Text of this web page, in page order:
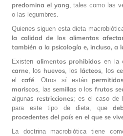
predomina el yang , tales como las
o las legumbres.
Quienes siguen esta dieta
la calidad de los alimentos
también a la psicología e, incluso, a
Existen alimentos prohibidos en la
carne , los huevos , los lácteos , los
el café. Otros sí están permitidos
mariscos , lassemillas o losfrutos
algunas restricciones; es el caso de
para este tipo de dieta, que
procedentes del país en el que se
La doctrina macrobiótica tiene